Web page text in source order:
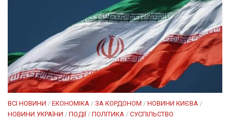
ВСІ НОВИНИ / ЕКОНОМІКА / ЗА КОРДОНОМ / НОВИНИ КИЄВА /
НОВИНИ УКРАЇНИ / ПОДІЇ / ПОЛІТИКА / СУСПІЛЬСТВО